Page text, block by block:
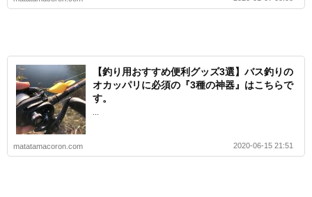
【釣り用おすすめ便利グッズ3選】バス釣りの
オカッパリに必須の『3種の神器』はこちらで
す。
matatamacoron.com 2020-06-15 21:51